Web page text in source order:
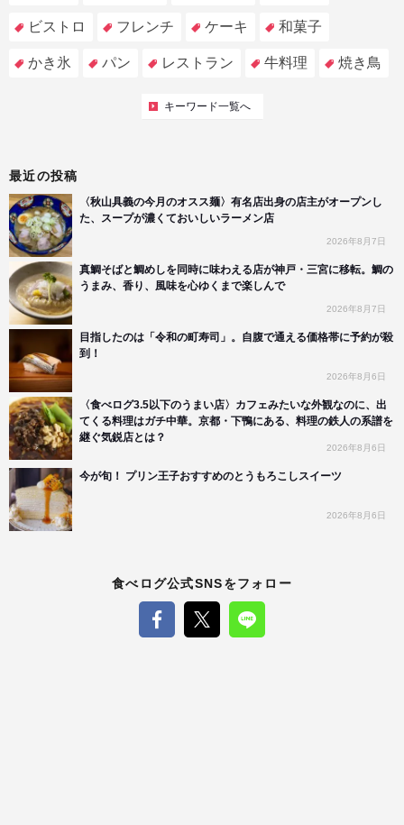
ビストロ フレンチ ケーキ 和菓子
かき氷 パン レストラン 牛料理 焼き鳥
キーワード一覧へ
最近の投稿
〈秋山具義の今月のオスス麺〉有名店出身の店主がオープンし
た、スープが濃くておいしいラーメン店
2026年8月7日
真鯛そばと鯛めしを同時に味わえる店が神戸・三宮に移転。鯛の
うまみ、香り、風味を心ゆくまで楽しんで
2026年8月7日
目指したのは「令和の町寿司」。自腹で通える価格帯に予約が殺
到！
2026年8月6日
〈食べログ3.5以下のうまい店〉カフェみたいな外観なのに、出
てくる料理はガチ中華。京都・下鴨にある、料理の鉄人の系譜を
継ぐ気鋭店とは？
2026年8月6日
今が旬！ プリン王子おすすめのとうもろこしスイーツ
2026年8月6日
食べログ公式SNSをフォロー